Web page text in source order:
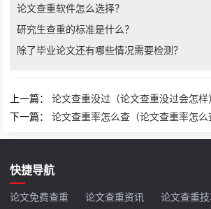
论文查重软件怎么选择？
研究生查重的标准是什么？
除了毕业论文还有哪些情况需要检测？
上一篇：论文查重没过（论文查重没过会怎样）
下一篇：论文查重率怎么查（论文查重率怎么
快捷导航
论文免费查重 论文查重资讯 论文查重